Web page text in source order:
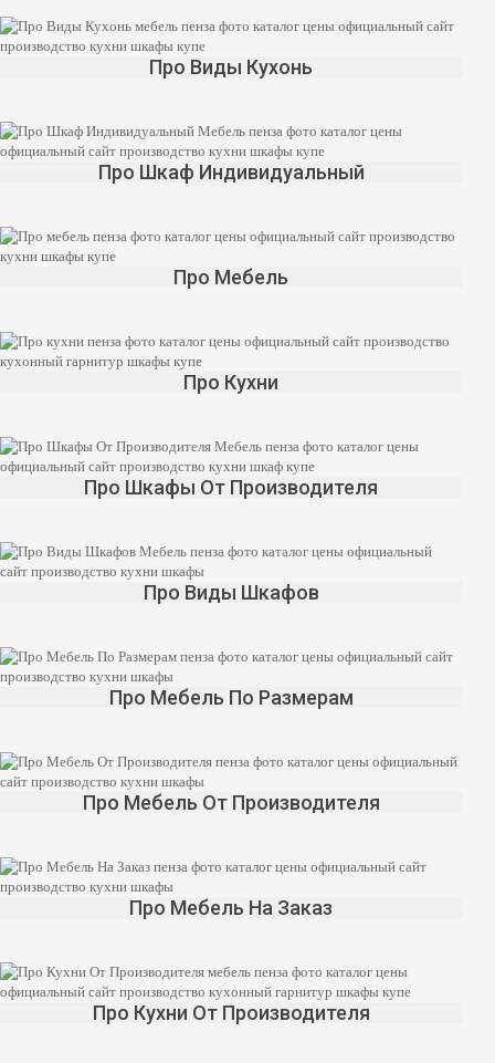
Про Виды Кухонь
Про Шкаф Индивидуальный
Про Мебель
Про Кухни
Про Шкафы От Производителя
Про Виды Шкафов
Про Мебель По Размерам
Про Мебель От Производителя
Про Мебель На Заказ
Про Кухни От Производителя